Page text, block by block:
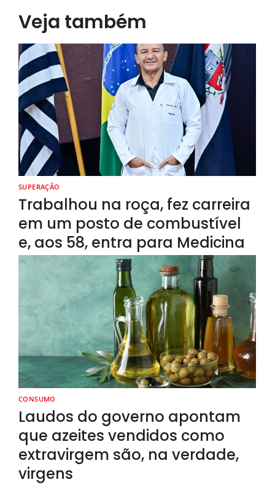
Veja também
SUPERAÇÃO
Trabalhou na roça, fez carreira
em um posto de combustível
e, aos 58, entra para Medicina
CONSUMO
Laudos do governo apontam
que azeites vendidos como
extravirgem são, na verdade,
virgens